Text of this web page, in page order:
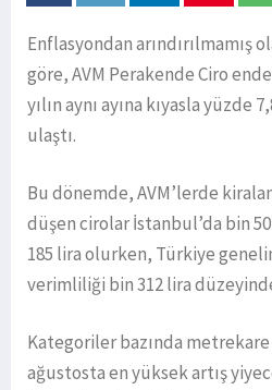
Enflasyondan arındırılmamış
göre, AVM Perakende Ciro
yılın aynı ayına kıyasla yüzde
ulaştı.
Bu dönemde, AVM’lerde
düşen cirolar İstanbul’da bin
185 lira olurken, Türkiye
verimliliği bin 312 lira
Kategoriler bazında
ağustosta en yüksek artış